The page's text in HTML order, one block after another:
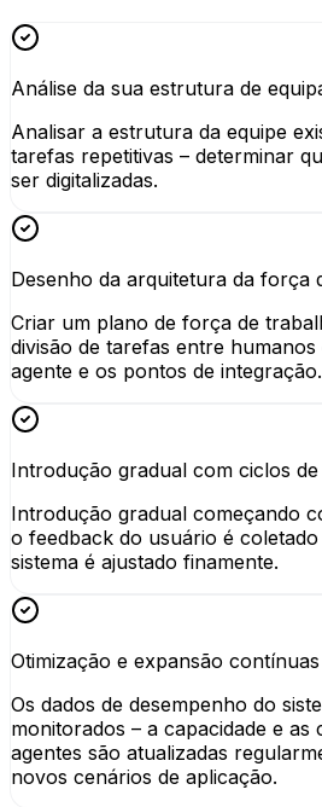
Análise da sua estrutura de
Analisar a estrutura da equipe
tarefas repetitivas – determinar
ser digitalizadas.
Desenho da arquitetura da força
Criar um plano de força de
divisão de tarefas entre
agente e os pontos de integração.
Introdução gradual com ciclos
Introdução gradual começando
o feedback do usuário é
sistema é ajustado finamente.
Otimização e expansão contínuas
Os dados de desempenho do
monitorados – a capacidade e as
agentes são atualizadas
novos cenários de aplicação.